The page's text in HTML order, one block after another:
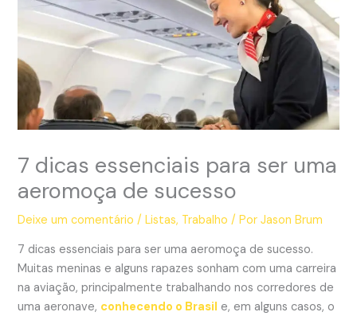
7 dicas essenciais para ser uma
aeromoça de sucesso
Deixe um comentário /Listas, Trabalho / PorJason Brum
7 dicas essenciais para ser uma aeromoça de sucesso.
Muitas meninas e alguns rapazes sonham com uma carreira
na aviação, principalmente trabalhando nos corredores de
uma aeronave, conhecendo o Brasil e, em alguns casos, o